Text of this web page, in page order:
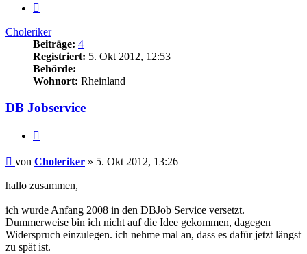
Choleriker
Beiträge: 4
Registriert: 5. Okt 2012, 12:53
Behörde:
Wohnort: Rheinland
DB Jobservice
Beitrag
von Choleriker » 5. Okt 2012, 13:26
hallo zusammen,
ich wurde Anfang 2008 in den DBJob Service versetzt.
Dummerweise bin ich nicht auf die Idee gekommen, dagegen
Widerspruch einzulegen. ich nehme mal an, dass es dafür jetzt längst
zu spät ist.